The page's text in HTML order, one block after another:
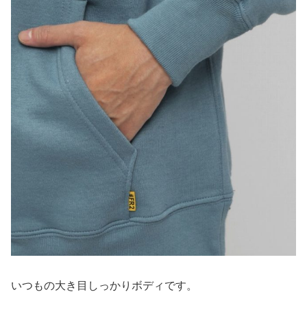
いつもの大き目しっかりボディです。